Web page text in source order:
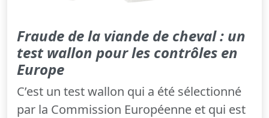
Fraude de la viande de cheval : un
test wallon pour les contrôles en
Europe
C’est un test wallon qui a été sélectionné
par la Commission Européenne et qui est